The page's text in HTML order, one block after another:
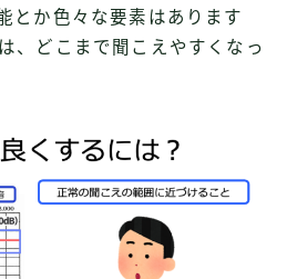
とか色々な要素はあります
、どこまで聞こえやすくなっ